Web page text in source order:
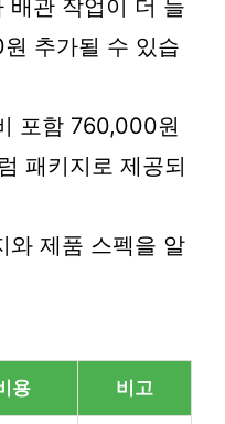
배관 작업이 더 들
추가될 수 있습
포함 760,000원
패키지로 제공되
와 제품 스펙을 알
용 비고